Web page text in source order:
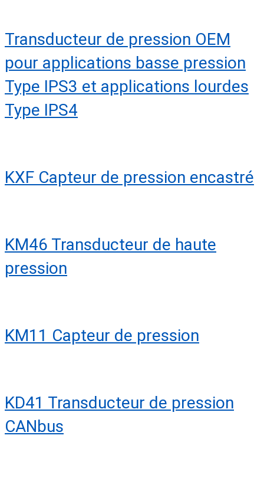
Transducteur de pression OEM
pour applications basse pression
Type IPS3 et applications lourdes
Type IPS4
KXF Capteur de pression encastré
KM46 Transducteur de haute
pression
KM11 Capteur de pression
KD41 Transducteur de pression
CANbus